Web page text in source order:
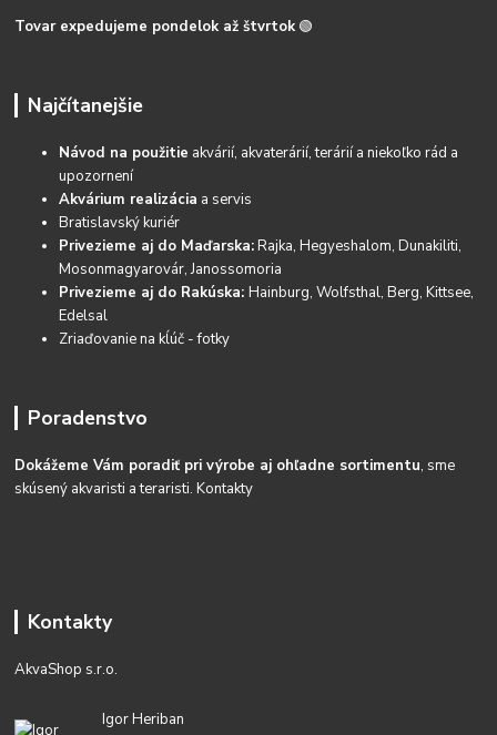
Tovar expedujeme pondelok až štvrtok 🟢
Najčítanejšie
Návod na použitie akvárií, akvaterárií, terárií a niekoľko rád a
upozornení
Akvárium realizácia a servis
Bratislavský kuriér
Privezieme aj do Maďarska:Rajka, Hegyeshalom, Dunakiliti,
Mosonmagyarovár, Janossomoria
Privezieme aj do Rakúska:Hainburg, Wolfsthal, Berg, Kittsee,
Edelsal
Zriaďovanie na kĺúč - fotky
Poradenstvo
Dokážeme Vám poradiť pri výrobe aj ohľadne sortimentu, sme
skúsený akvaristi a teraristi.Kontakty
Kontakty
AkvaShop s.r.o.
Igor Heriban